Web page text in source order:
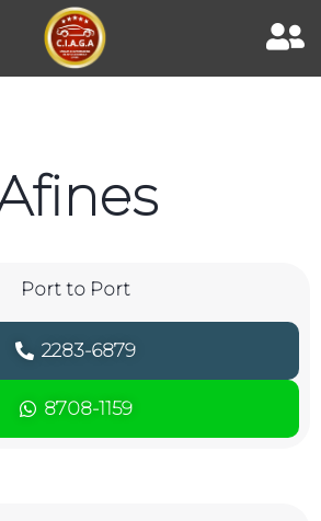
Port to Port
2283-6879
8708-1159